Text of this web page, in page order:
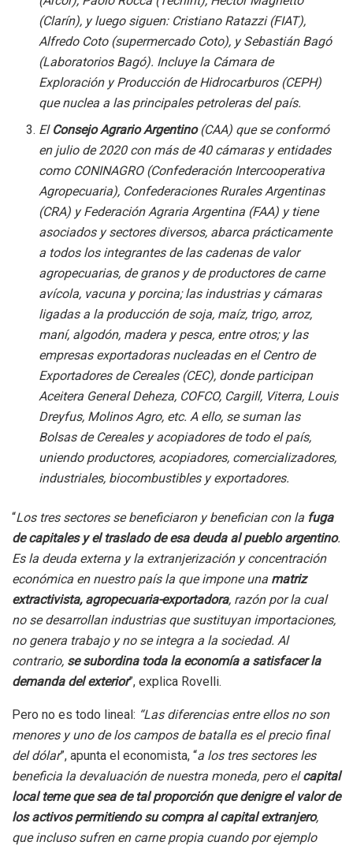
(Clarín), y luego siguen: Cristiano Ratazzi (FIAT),
Alfredo Coto (supermercado Coto), y Sebastián Bagó
(Laboratorios Bagó). Incluye la Cámara de
Exploración y Producción de Hidrocarburos (CEPH)
que nuclea a las principales petroleras del país.
El Consejo Agrario Argentino(CAA) que se conformó
en julio de 2020 con más de 40 cámaras y entidades
como CONINAGRO (Confederación Intercooperativa
Agropecuaria), Confederaciones Rurales Argentinas
(CRA) y Federación Agraria Argentina (FAA) y tiene
asociados y sectores diversos, abarca prácticamente
a todos los integrantes de las cadenas de valor
agropecuarias, de granos y de productores de carne
avícola, vacuna y porcina; las industrias y cámaras
ligadas a la producción de soja, maíz, trigo, arroz,
maní, algodón, madera y pesca, entre otros; y las
empresas exportadoras nucleadas en el Centro de
Exportadores de Cereales (CEC), donde participan
Aceitera General Deheza, COFCO, Cargill, Viterra, Louis
Dreyfus, Molinos Agro, etc. A ello, se suman las
Bolsas de Cereales y acopiadores de todo el país,
uniendo productores, acopiadores, comercializadores,
industriales, biocombustibles y exportadores.
“Los tres sectores se beneficiaron y benefician con la fuga
de capitales y el traslado de esa deuda al pueblo argentino.
Es la deuda externa y la extranjerización y concentración
económica en nuestro país la que impone una matriz
extractivista, agropecuaria-exportadora, razón por la cual
no se desarrollan industrias que sustituyan importaciones,
no genera trabajo y no se integra a la sociedad. Al
contrario, se subordina toda la economía a satisfacer la
demanda del exterior”, explica Rovelli.
Pero no es todo lineal: “Las diferencias entre ellos no son
menores y uno de los campos de batalla es el precio final
del dólar”, apunta el economista, “a los tres sectores les
beneficia la devaluación de nuestra moneda, pero elcapital
local teme que sea de tal proporción que denigre el valor de
los activos permitiendo su compra al capital extranjero,
que incluso sufren en carne propia cuando por ejemplo